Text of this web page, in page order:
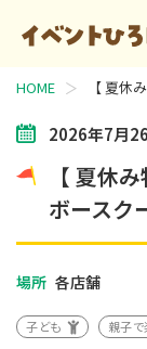
HOME 【 夏休
2026年7月
【 夏休
ボースク
場所 各店舗
子ども 親子で